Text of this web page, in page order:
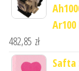
482,85 zł
Safta